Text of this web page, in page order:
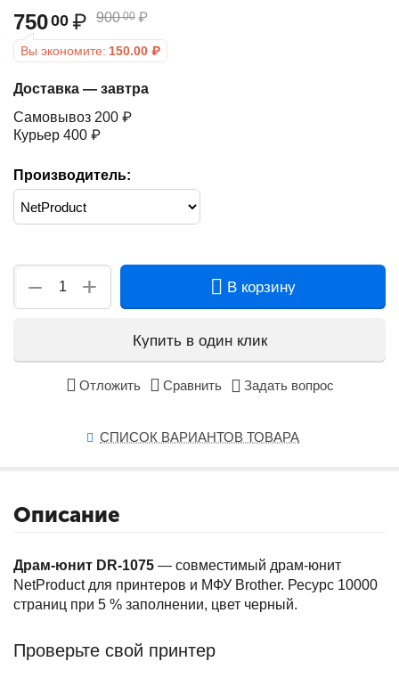
75000 ₽ 900 00 ₽
Вы экономите: 150.00 ₽
Доставка — завтра
Самовывоз 200 ₽
Курьер 400 ₽
Производитель:
+
− В корзину
Купить в один клик
Отложить Сравнить Задать вопрос
СПИСОК ВАРИАНТОВ ТОВАРА
Описание
Драм-юнит DR-1075 — совместимый драм-юнит
NetProduct для принтеров и МФУ Brother. Ресурс 10000
страниц при 5 % заполнении, цвет черный.
Проверьте свой принтер